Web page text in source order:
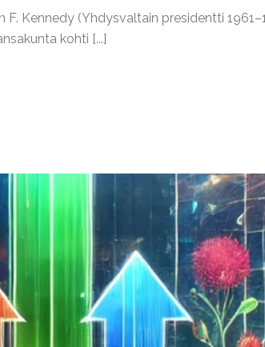
Kennedy (Yhdysvaltain presidentti
kohti [...]